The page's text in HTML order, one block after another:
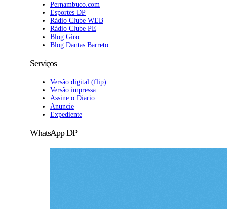
Pernambuco.com
Esportes DP
Rádio Clube WEB
Rádio Clube PE
Blog Giro
Blog Dantas Barreto
Serviços
Versão digital (flip)
Versão impressa
Assine o Diario
Anuncie
Expediente
WhatsApp DP